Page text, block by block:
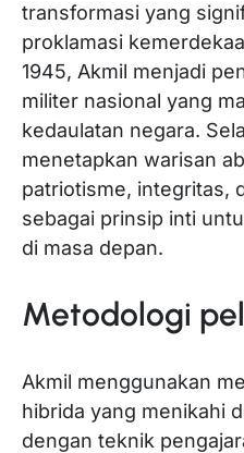
transformasi yang
proklamasi
1945, Akmil menjadi
militer nasional yang
kedaulatan negara.
menetapkan warisan
patriotisme, integritas,
sebagai prinsip inti
di masa depan.
Metodologi
Akmil menggunakan
hibrida yang menikahi
dengan teknik